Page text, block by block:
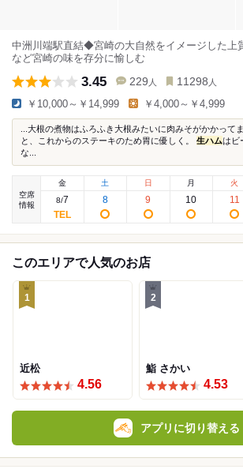
中洲川端駅直結◆宮崎の大自然をイメージした上
など宮崎の味を存分に愉しむ
3.45 229 人 11298 人
￥10,000～￥14,999 ￥4,000～￥4,999
...大根の煮物はふろふき大根みたいに肉みそがかかって
と、これからのステーキのため胃に優しく。 生ハムはビ
な...
空席
情報
金
8/7
土
8
日
9
月
10
火
11
このエリアで人気のお店
1
近松
4.56
2
鮨 さかい
4.53
アプリに切り替える